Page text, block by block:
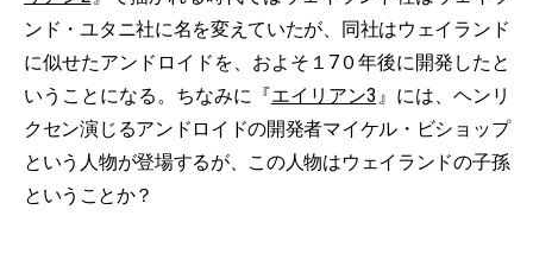
ンド・ユタニ社に名を変えていたが、同社はウェイランド
に似せたアンドロイドを、およそ１7０年後に開発したと
いうことになる。ちなみに『エイリアン3 』には、ヘンリ
クセン演じるアンドロイドの開発者マイケル・ビショップ
という人物が登場するが、この人物はウェイランドの子孫
ということか？